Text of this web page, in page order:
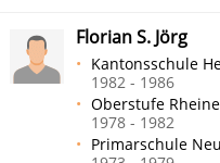
Florian S. Jörg
Kantonsschule
1982 - 1986
Oberstufe
1978 - 1982
Primarschule